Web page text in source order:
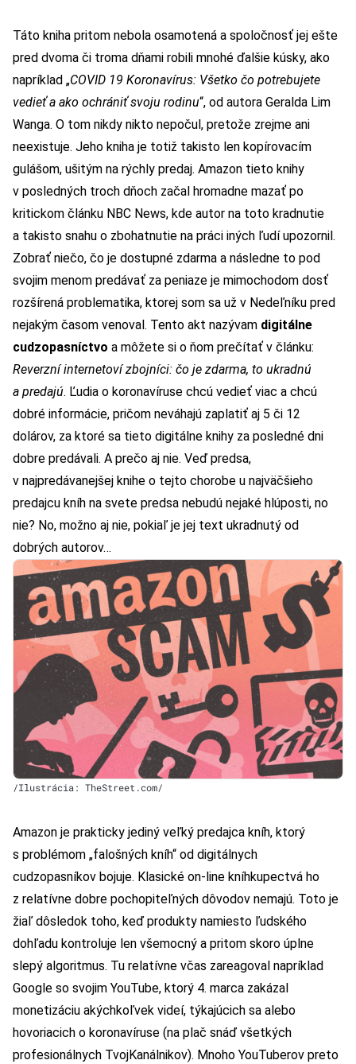
Táto kniha pritom nebola osamotená a spoločnosť jej ešte
pred dvoma či troma dňami robili mnohé ďalšie kúsky, ako
napríklad „COVID 19 Koronavírus: Všetko čo potrebujete
vedieť a ako ochrániť svoju rodinu“, od autora Geralda Lim
Wanga. O tom nikdy nikto nepočul, pretože zrejme ani
neexistuje. Jeho kniha je totiž takisto len kopírovacím
gulášom, ušitým na rýchly predaj. Amazon tieto knihy
v posledných troch dňoch začal hromadne mazať po
kritickom článku NBC News, kde autor na toto kradnutie
a takisto snahu o zbohatnutie na práci iných ľudí upozornil.
Zobrať niečo, čo je dostupné zdarma a následne to pod
svojim menom predávať za peniaze je mimochodom dosť
rozšírená problematika, ktorej som sa už v Nedeľníku pred
nejakým časom venoval. Tento akt nazývam digitálne
cudzopasníctvo a môžete si o ňom prečítať v článku:
Reverzní internetoví zbojníci: čo je zdarma, to ukradnú
a predajú. Ľudia o koronavíruse chcú vedieť viac a chcú
dobré informácie, pričom neváhajú zaplatiť aj 5 či 12
dolárov, za ktoré sa tieto digitálne knihy za posledné dni
dobre predávali. A prečo aj nie. Veď predsa,
v najpredávanejšej knihe o tejto chorobe u najväčšieho
predajcu kníh na svete predsa nebudú nejaké hlúposti, no
nie? No, možno aj nie, pokiaľ je jej text ukradnutý od
dobrých autorov…
/Ilustrácia: TheStreet.com/
Amazon je prakticky jediný veľký predajca kníh, ktorý
s problémom „falošných kníh“ od digitálnych
cudzopasníkov bojuje. Klasické on-line kníhkupectvá ho
z relatívne dobre pochopiteľných dôvodov nemajú. Toto je
žiaľ dôsledok toho, keď produkty namiesto ľudského
dohľadu kontroluje len všemocný a pritom skoro úplne
slepý algoritmus. Tu relatívne včas zareagoval napríklad
Google so svojim YouTube, ktorý 4. marca zakázal
monetizáciu akýchkoľvek videí, týkajúcich sa alebo
hovoriacich o koronavíruse (na plač snáď všetkých
profesionálnych TvojKanálnikov). Mnoho YouTuberov preto